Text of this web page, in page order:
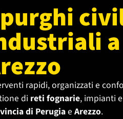
rapidi, organizzati e
di reti fognarie, impianti e
di Perugiae Arezzo.